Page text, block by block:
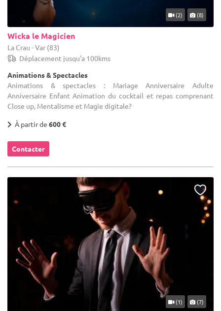
(2) (8)
Wicka le Magicien
La Crau - Var (83)
Déplacement jusqu'a 100kms
Animations & Spectacles
Animations & spectacles : Mariage Anniversaire Adulte
Anniversaire Enfant Animation du cocktail et repas comprenant
Close up, Mentalisme et Magie digitale?
À partir de 600 €
Contacter
(1) (7)